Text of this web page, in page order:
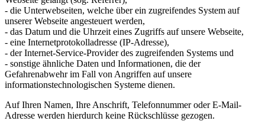
- die Unterwebseiten, welche über ein zugreifendes System auf
unserer Webseite angesteuert werden,
- das Datum und die Uhrzeit eines Zugriffs auf unsere Webseite,
- eine Internetprotokolladresse (IP-Adresse),
- der Internet-Service-Provider des zugreifenden Systems und
- sonstige ähnliche Daten und Informationen, die der
Gefahrenabwehr im Fall von Angriffen auf unsere
informationstechnologischen Systeme dienen.
Auf Ihren Namen, Ihre Anschrift, Telefonnummer oder E-Mail-
Adresse werden hierdurch keine Rückschlüsse gezogen.